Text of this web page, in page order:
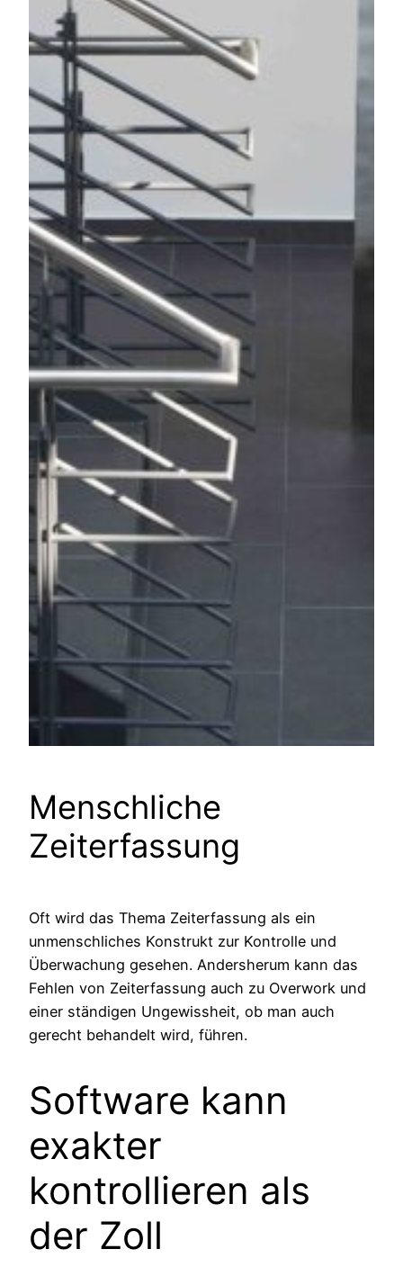
Menschliche
Zeiterfassung
Oft wird das Thema Zeiterfassung als ein
unmenschliches Konstrukt zur Kontrolle und
Überwachung gesehen. Andersherum kann das
Fehlen von Zeiterfassung auch zu Overwork und
einer ständigen Ungewissheit, ob man auch
gerecht behandelt wird, führen.
Software kann
exakter
kontrollieren als
der Zoll